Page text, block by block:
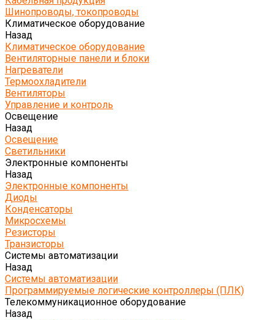
Шинопроводы, токопроводы
Климатическое оборудование
Назад
Климатическое оборудование
Вентиляторные панели и блоки
Нагреватели
Термоохладители
Вентиляторы
Управление и контроль
Освещение
Назад
Освещение
Светильники
Электронные компоненты
Назад
Электронные компоненты
Диоды
Конденсаторы
Микросхемы
Резисторы
Транзисторы
Системы автоматизации
Назад
Системы автоматизации
Программируемые логические контроллеры (ПЛК)
Телекоммуникационное оборудование
Назад